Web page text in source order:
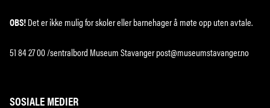
OBS!Det er ikke mulig for skoler eller barnehager å møte opp uten avtale.
51 84 27 00 /sentralbord Museum Stavanger post@museumstavanger.no
SOSIALE MEDIER